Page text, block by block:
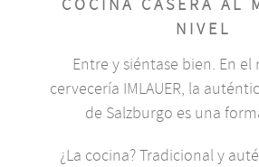
NIVEL
Entre y siéntase bien. En
cervecería IMLAUER, la
de Salzburgo es una
¿La cocina? Tradicional y